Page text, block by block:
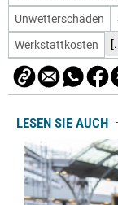
Unwetterschäden
Werkstattkosten
LESEN SIE AUCH